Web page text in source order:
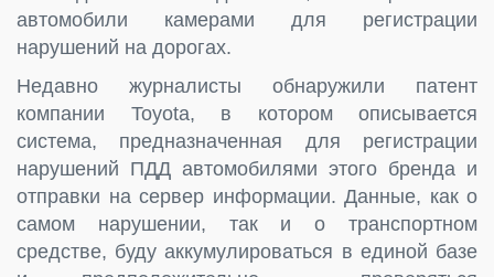
автомобили камерами для регистрации
нарушений на дорогах.
Недавно журналисты обнаружили патент
компании Toyota, в котором описывается
система, предназначенная для регистрации
нарушений ПДД автомобилями этого бренда и
отправки на сервер информации. Данные, как о
самом нарушении, так и о транспортном
средстве, буду аккумулироваться в единой базе